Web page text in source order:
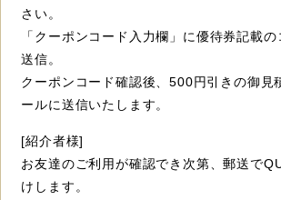
さい。
「クーポンコード入力欄」に優待券記載
送信。
クーポンコード確認後、500円引きの御見
ールに送信いたします。
[紹介者様]
お友達のご利用が確認でき次第、郵送で
けします。